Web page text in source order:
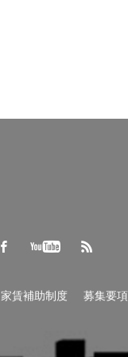
家賃補助制度 募集要項